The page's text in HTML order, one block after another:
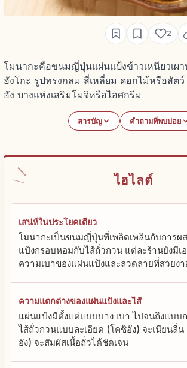
2
โมนากะคือขนมญี่ปุ่นแผ่นแป้งข้าวเหนียวเผา
อังโกะ รูปทรงกลม สี่เหลี่ยม ดอกไม้หรือสัต
อัง บางแห่งเสริมโมจิหรือไอศกรีม
สารบัญ คำถามที่พบบ่อย
ไฮไลต์
เสน่ห์ในประโยคเดียว
โมนากะเป็นขนมญี่ปุ่นที่เพลิดเพลินกับการผ
แป้งกรอบหอมกับไส้ถั่วกวน แต่ละร้านยังมี
ความเบาของแผ่นแป้งและลวดลายที่สวยง
ความแตกต่างของแผ่นแป้งและไส้
แผ่นแป้งมีตั้งแต่แบบบาง เบา ไปจนถึงแบบ
ไส้ถั่วกวนแบบละเอียด (โคชิอัง) จะเนียนลื่
อัง) จะสัมผัสเนื้อถั่วได้ชัดเจน